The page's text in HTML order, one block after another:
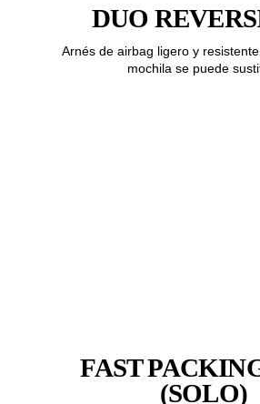
DUO
Arnés de airbag ligero y
mochila se puede
FAST
(SOLO)